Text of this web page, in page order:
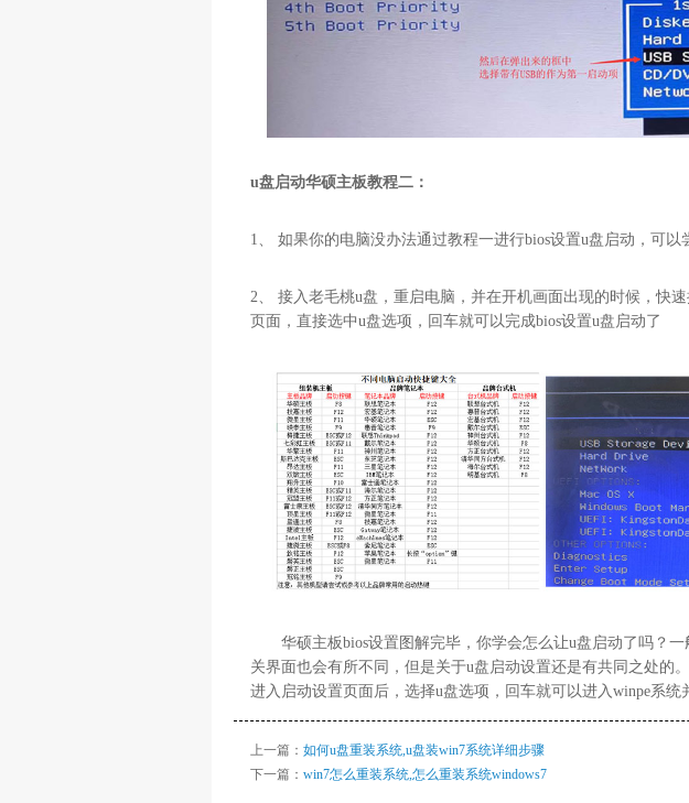
u盘启动华硕主板教程二：
1、 如果你的电脑没办法通过教程一进行bios设置u盘启动，可以
2、 接入老毛桃u盘，重启电脑，并在开机画面出现的时候，快
页面，直接选中u盘选项，回车就可以完成bios设置u盘启动了
华硕主板bios设置图解完毕，你学会怎么让u盘启动了吗？一
关界面也会有所不同，但是关于u盘启动设置还是有共同之处的
进入启动设置页面后，选择u盘选项，回车就可以进入winpe系统
上一篇： 如何u盘重装系统,u盘装win7系统详细步骤
下一篇： win7怎么重装系统,怎么重装系统windows7